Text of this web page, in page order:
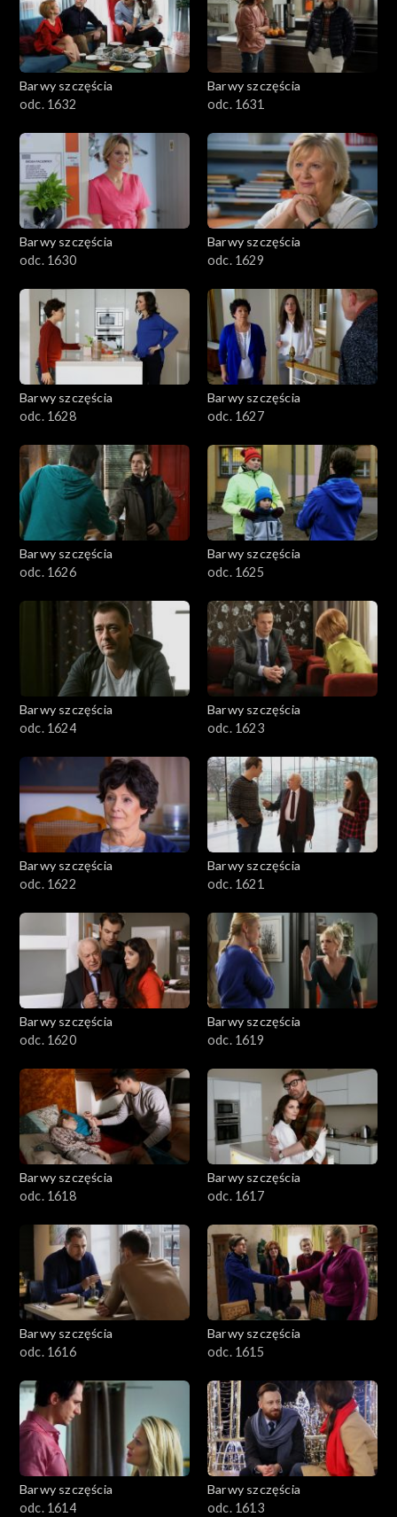
Barwy szczęścia
odc. 1632
Barwy szczęścia
odc. 1631
Barwy szczęścia
odc. 1630
Barwy szczęścia
odc. 1629
Barwy szczęścia
odc. 1628
Barwy szczęścia
odc. 1627
Barwy szczęścia
odc. 1626
Barwy szczęścia
odc. 1625
Barwy szczęścia
odc. 1624
Barwy szczęścia
odc. 1623
Barwy szczęścia
odc. 1622
Barwy szczęścia
odc. 1621
Barwy szczęścia
odc. 1620
Barwy szczęścia
odc. 1619
Barwy szczęścia
odc. 1618
Barwy szczęścia
odc. 1617
Barwy szczęścia
odc. 1616
Barwy szczęścia
odc. 1615
Barwy szczęścia
odc. 1614
Barwy szczęścia
odc. 1613